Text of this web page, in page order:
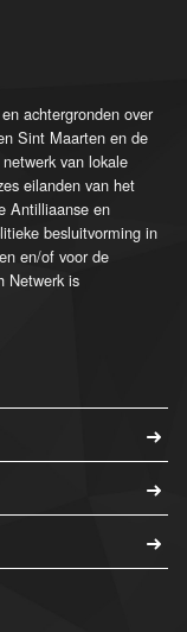
achtergronden over
Sint Maarten en de
van lokale
eilanden van het
Antilliaanse en
besluitvorming in
en/of voor de
Netwerk is